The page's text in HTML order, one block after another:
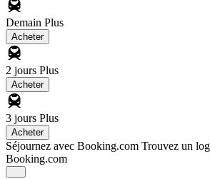
Demain Plus
Acheter
2 jours Plus
Acheter
3 jours Plus
Acheter
Séjournez avec Booking.com Trouvez un
Booking.com